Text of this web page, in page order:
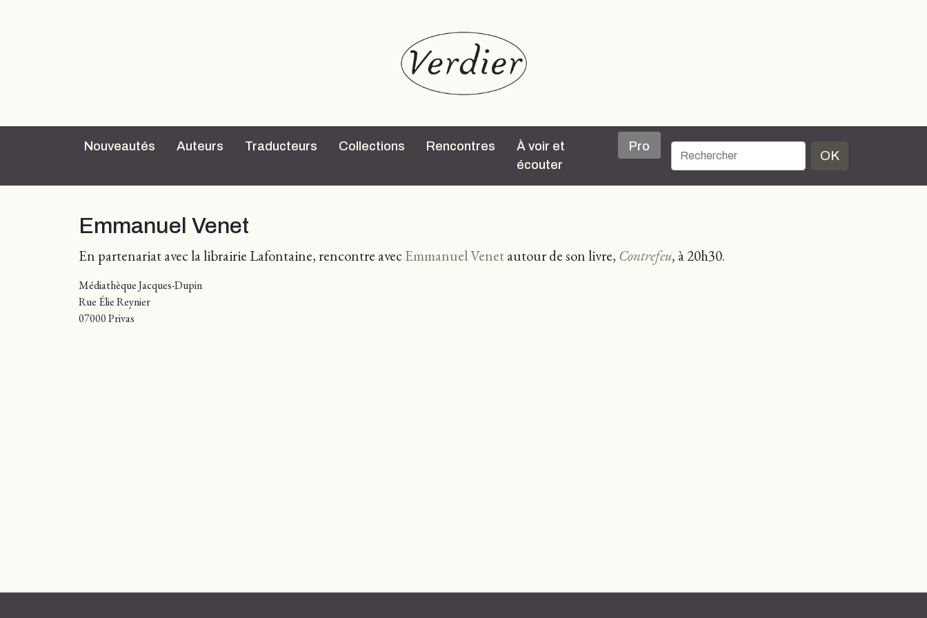
Nouveautés Auteurs Traducteurs Collections Rencontres
À voir et
écouter
Pro
OK
Emmanuel Venet
En partenariat avec la librairie Lafontaine, rencontre avecEmmanuel Venetautour de son livre, Contrefeu, à 20h30.
Médiathèque Jacques-Dupin
Rue Élie Reynier
07000 Privas